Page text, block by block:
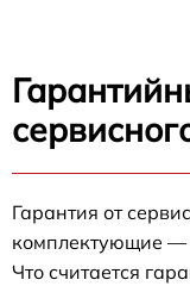
Гарантия от
комплектующие —
Что считается